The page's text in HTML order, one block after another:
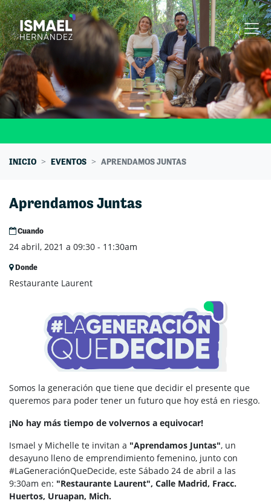
Skip navigation
INICIO EVENTOS APRENDAMOS JUNTAS
Aprendamos Juntas
Cuando
24 abril, 2021 a 09:30 - 11:30am
Donde
Restaurante Laurent
Somos la generación que tiene que decidir el presente que
queremos para poder tener un futuro que hoy está en riesgo.
¡No hay más tiempo de volvernos a equivocar!
Ismael y Michelle te invitan a "Aprendamos Juntas", un
desayuno lleno de emprendimiento femenino, junto con
#LaGeneraciónQueDecide, este Sábado 24 de abril a las
9:30am en: "Restaurante Laurent", Calle Madrid, Fracc.
Huertos, Uruapan, Mich.